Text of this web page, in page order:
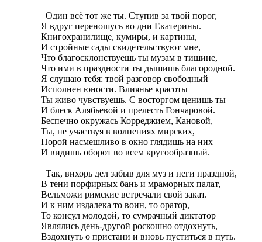
  Один всё тот же ты. Ступив за твой порог,
Я вдруг переношусь во дни Екатерины.
Книгохранилище, кумиры, и картины,
И стройные сады свидетельствуют мне,
Что благосклонствуешь ты музам в тишине,
Что ими в праздности ты дышишь благородной.
Я слушаю тебя: твой разговор свободный
Исполнен юности. Влиянье красоты
Ты живо чувствуешь. С восторгом ценишь ты
И блеск Алябьевой и прелесть Гончаровой.
Беспечно окружась Корреджием, Кановой,
Ты, не участвуя в волнениях мирских,
Порой насмешливо в окно глядишь на них
И видишь оборот во всем кругообразный.
  Так, вихорь дел забыв для муз и неги праздной,
В тени порфирных бань и мраморных палат,
Вельможи римские встречали свой закат.
И к ним издалека то воин, то оратор,
То консул молодой, то сумрачный диктатор
Являлись день-другой роскошно отдохнуть,
Вздохнуть о пристани и вновь пуститься в путь.